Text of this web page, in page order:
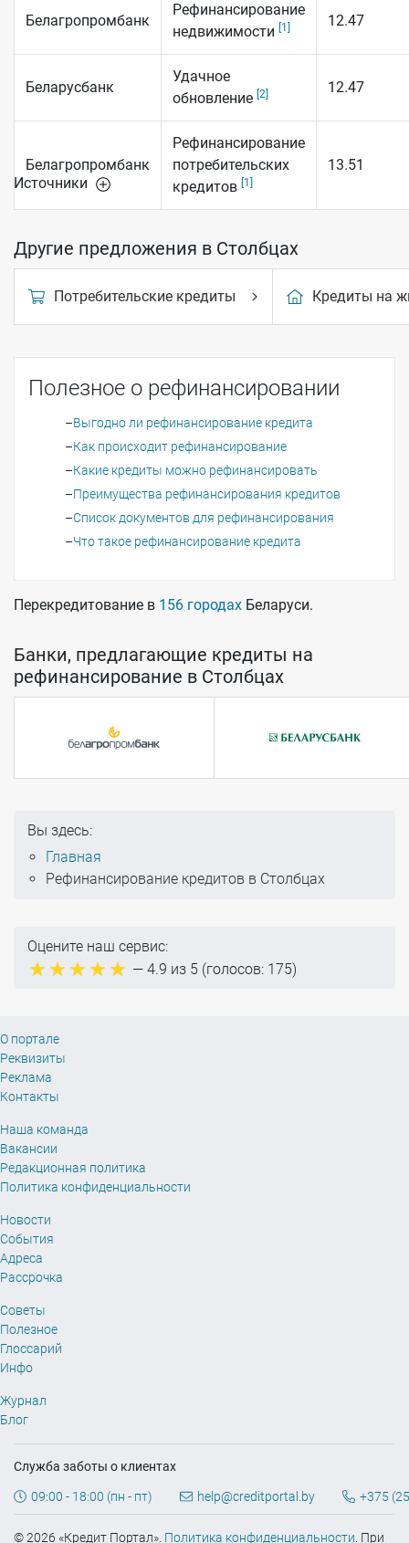
Белагропромбанк
Рефинансирование
недвижимости
[1] 12.47
Беларусбанк
Удачное
обновление [2] 12.47
Белагропромбанк
Рефинансирование
потребительских
кредитов [1]
13.51
Источники
Другие предложения в Столбцах
Потребительские кредиты Кредиты на
Полезное о рефинансировании
Выгодно ли рефинансирование кредита
Как происходит рефинансирование
Какие кредиты можно рефинансировать
Преимущества рефинансирования кредитов
Список документов для рефинансирования
Что такое рефинансирование кредита
Перекредитование в 156 городах Беларуси.
Банки, предлагающие кредиты на
рефинансирование в Столбцах
Вы здесь:
Главная
Рефинансирование кредитов в Столбцах
Оцените наш сервис:
— 4.9 из 5 (голосов: 175)
О портале
Реквизиты
Реклама
Контакты
Наша команда
Вакансии
Редакционная политика
Политика конфиденциальности
Новости
События
Адреса
Рассрочка
Советы
Полезное
Глоссарий
Инфо
Журнал
Блог
Служба заботы о клиентах
09:00 - 18:00 (пн - пт) help@creditportal.by +375
© 2026 «Кредит Портал». Политика конфиденциальности . При